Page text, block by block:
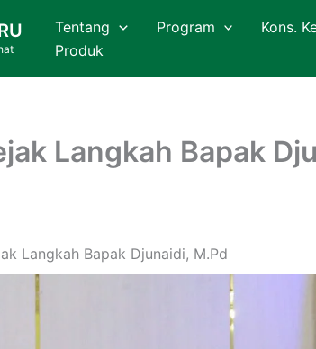
Tentang Program Kons.
Produk
Langkah Bapak
Langkah Bapak Djunaidi, M.Pd